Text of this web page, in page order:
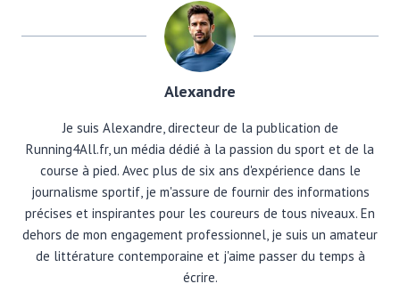
Alexandre
Je suis Alexandre, directeur de la publication de
Running4All.fr, un média dédié à la passion du sport et de la
course à pied. Avec plus de six ans d'expérience dans le
journalisme sportif, je m'assure de fournir des informations
précises et inspirantes pour les coureurs de tous niveaux. En
dehors de mon engagement professionnel, je suis un amateur
de littérature contemporaine et j'aime passer du temps à
écrire.